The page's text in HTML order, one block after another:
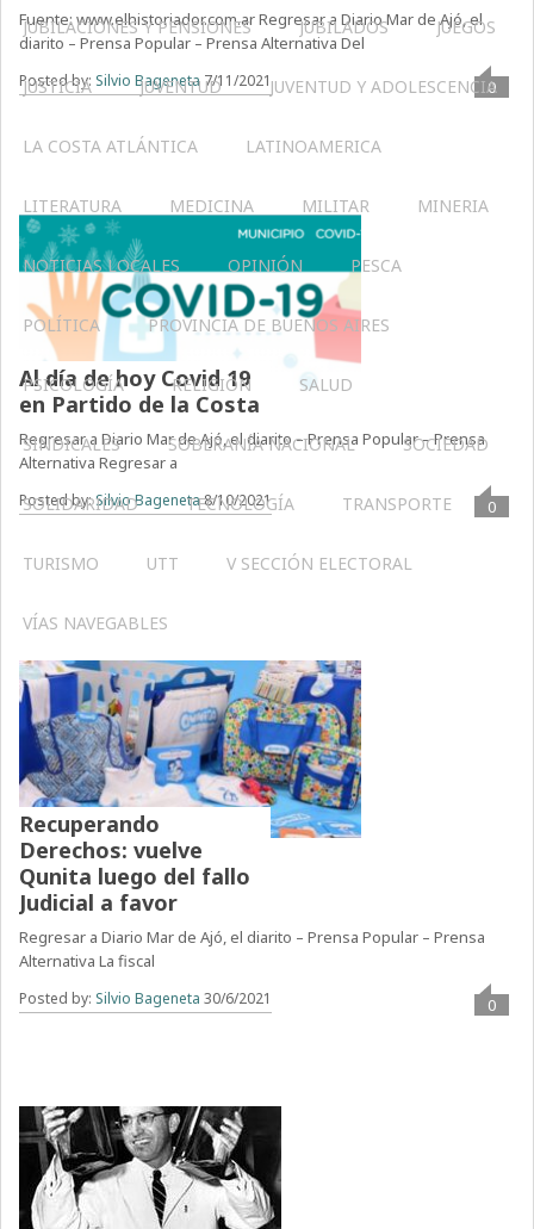
JUBILACIONES Y PENSIONES JUBILADOS JUEGOS
JUSTICIA JUVENTUD JUVENTUD Y ADOLESCENCIA
LA COSTA ATLÁNTICA LATINOAMERICA
LITERATURA MEDICINA MILITAR MINERIA
NOTICIAS LOCALES OPINIÓN PESCA
POLÍTICA PROVINCIA DE BUENOS AIRES
PSICOLOGÍA RELIGIÓN SALUD
SINDICALES SOBERANÍA NACIONAL SOCIEDAD
SOLIDARIDAD TECNOLOGÍA TRANSPORTE
TURISMO UTT V SECCIÓN ELECTORAL
VÍAS NAVEGABLES
Fuente: www.elhistoriador.com.ar Regresar a Diario Mar de Ajó, el
diarito – Prensa Popular – Prensa Alternativa Del
Posted by: Silvio Bageneta 7/11/2021 0
Al día de hoy Covid 19
en Partido de la Costa
Regresar a Diario Mar de Ajó, el diarito – Prensa Popular – Prensa
Alternativa Regresar a
Posted by:Silvio Bageneta8/10/2021 0
Recuperando
Derechos: vuelve
Qunita luego del fallo
Judicial a favor
Regresar a Diario Mar de Ajó, el diarito – Prensa Popular – Prensa
Alternativa La fiscal
Posted by: Silvio Bageneta 30/6/2021 0